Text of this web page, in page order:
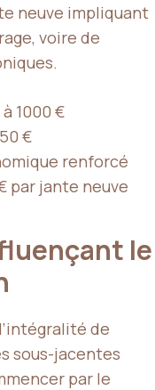
neuve impliquant
voire de
1000 €
€
renforcé
par jante neuve
le
de
sous-jacentes
par le